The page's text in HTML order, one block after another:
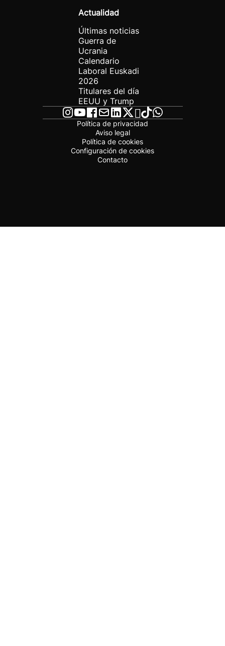
Actualidad
Últimas noticias
Guerra de
Ucrania
Calendario
Laboral Euskadi
2026
Titulares del día
EEUU y Trump
Política de privacidad
Aviso legal
Política de cookies
Configuración de cookies
Contacto